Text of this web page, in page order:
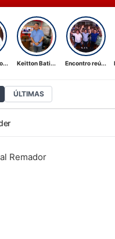
Keitton Bati... Encontro reú...
ÚLTIMAS